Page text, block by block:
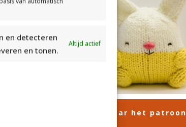
en detecteren
en tonen.
Altijd actief
Ga naar het patroon